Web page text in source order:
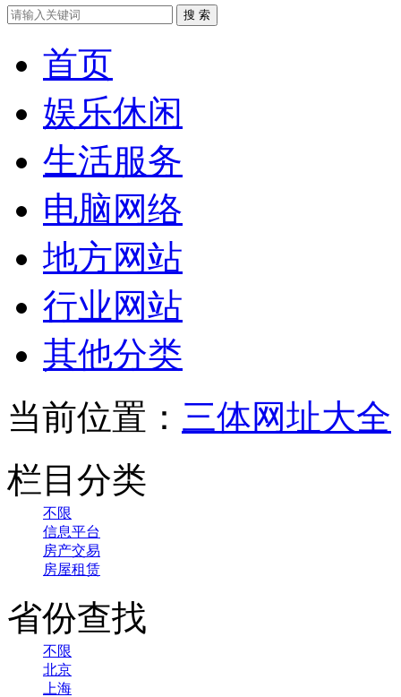
搜 索
首页
娱乐休闲
生活服务
电脑网络
地方网站
行业网站
其他分类
当前位置： 三体网址大全
栏目分类
不限
信息平台
房产交易
房屋租赁
省份查找
不限
北京
上海